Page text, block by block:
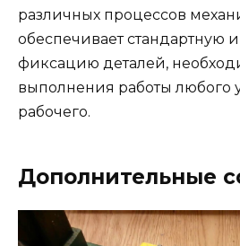
различных процессов
обеспечивает стандартную
фиксацию деталей,
выполнения работы любого
рабочего.
Дополнительные